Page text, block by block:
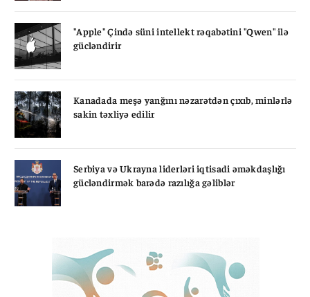
"Apple" Çində süni intellekt rəqabətini "Qwen" ilə
gücləndirir
Kanadada meşə yanğını nəzarətdən çıxıb, minlərlə
sakin təxliyə edilir
Serbiya və Ukrayna liderləri iqtisadi əməkdaşlığı
gücləndirmək barədə razılığa gəliblər